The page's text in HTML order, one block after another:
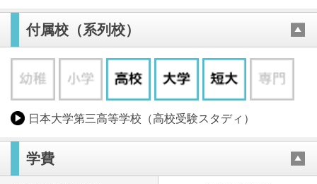
付属校（系列校）
日本大学第三高等学校（高校受験スタディ）
学費